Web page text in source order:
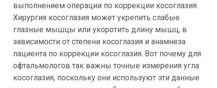
выполнением операции по коррекции косоглазия.
Хирургия косоглазия может укрепить слабые
глазные мышцы или укоротить длину мышц, в
зависимости от степени косоглазия и анамнеза
пациента по коррекции косоглазия. Вот почему для
офтальмологов так важны точные измерения угла
косоглазия, поскольку они используют эти данные